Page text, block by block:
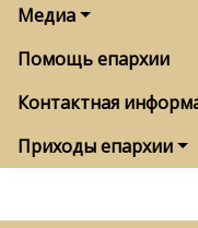
Медиа
Помощь епархии
Контактная
Приходы епархии